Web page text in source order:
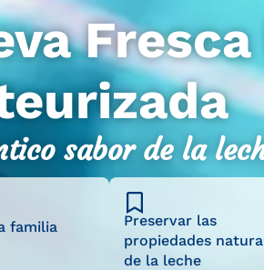
sabor de la
familia
Preservar las
propiedades
de la leche